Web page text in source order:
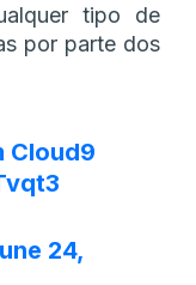
tipo de
por parte dos
Cloud9
24,